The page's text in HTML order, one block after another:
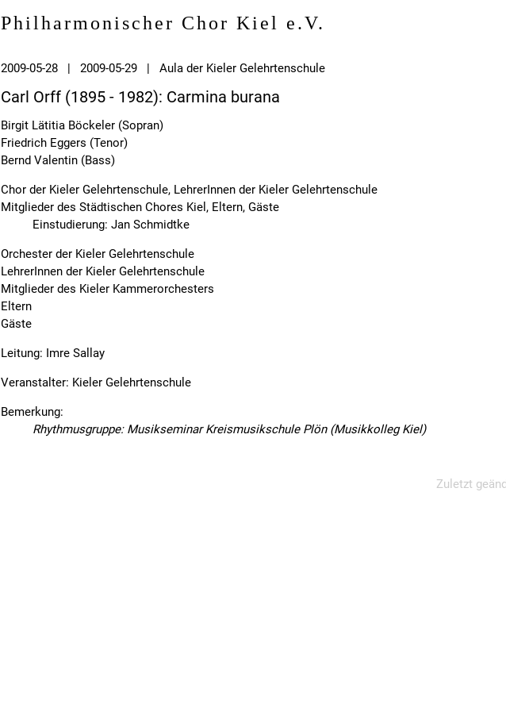
Philharmonischer Chor Kiel e.V.
2009-05-28 | 2009-05-29 | Aula der Kieler Gelehrtenschule
Carl Orff (1895 - 1982): Carmina burana
Birgit Lätitia Böckeler (Sopran)
Friedrich Eggers (Tenor)
Bernd Valentin (Bass)
Chor der Kieler Gelehrtenschule, LehrerInnen der Kieler Gelehrtenschule
Mitglieder des Städtischen Chores Kiel, Eltern, Gäste
Einstudierung: Jan Schmidtke
Orchester der Kieler Gelehrtenschule
LehrerInnen der Kieler Gelehrtenschule
Mitglieder des Kieler Kammerorchesters
Eltern
Gäste
Leitung: Imre Sallay
Veranstalter: Kieler Gelehrtenschule
Bemerkung:
Rhythmusgruppe: Musikseminar Kreismusikschule Plön (Musikkolleg Kiel)
Zuletzt